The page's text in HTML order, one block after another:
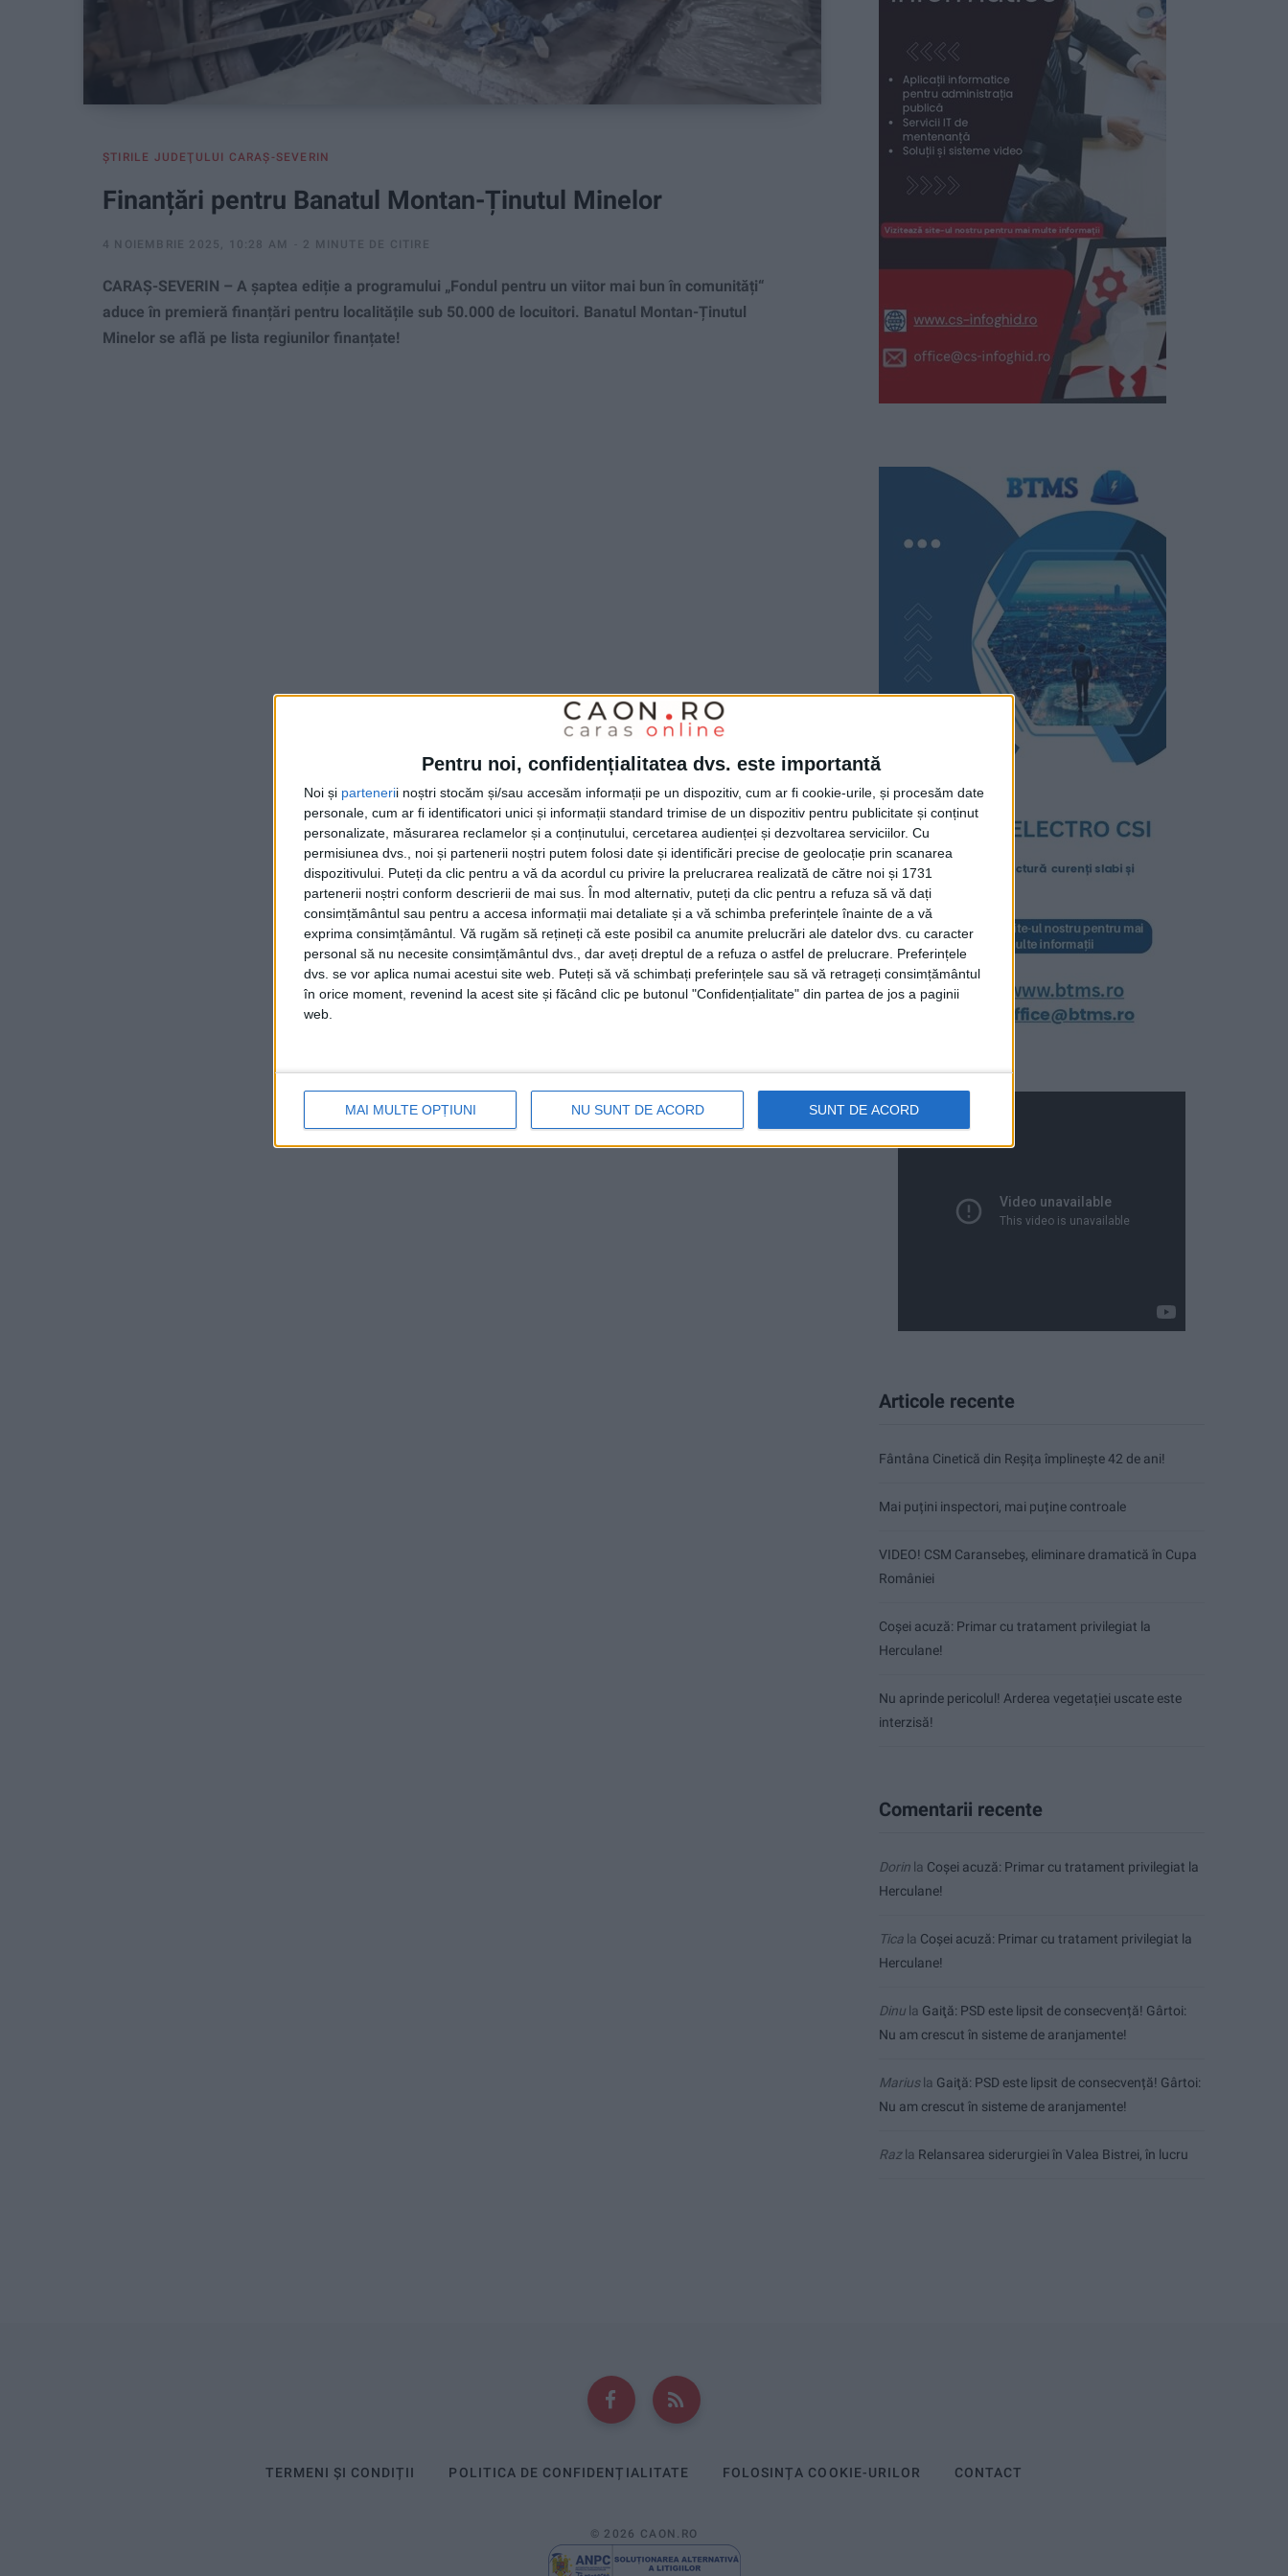
Pentru noi, confidențialitatea dvs. este importantă
Noi și partenerii noștri stocăm și/sau accesăm informații pe un dispozitiv, cum ar fi cookie-urile, și procesăm date
personale, cum ar fi identificatori unici și informații standard trimise de un dispozitiv pentru publicitate și conținut
personalizate, măsurarea reclamelor și a conținutului, cercetarea audienței și dezvoltarea serviciilor. Cu
permisiunea dvs., noi și partenerii noștri putem folosi date și identificări precise de geolocație prin scanarea
dispozitivului. Puteți da clic pentru a vă da acordul cu privire la prelucrarea realizată de către noi și 1731
partenerii noștri conform descrierii de mai sus. În mod alternativ, puteți da clic pentru a refuza să vă dați
consimțământul sau pentru a accesa informații mai detaliate și a vă schimba preferințele înainte de a vă
exprima consimțământul. Vă rugăm să rețineți că este posibil ca anumite prelucrări ale datelor dvs. cu caracter
personal să nu necesite consimțământul dvs., dar aveți dreptul de a refuza o astfel de prelucrare. Preferințele
dvs. se vor aplica numai acestui site web. Puteți să vă schimbați preferințele sau să vă retrageți consimțământul
în orice moment, revenind la acest site și făcând clic pe butonul "Confidențialitate" din partea de jos a paginii
web.
MAI MULTE OPȚIUNI NU SUNT DE ACORD SUNT DE ACORD
ŞTIRILE JUDEŢULUI CARAŞ-SEVERIN
Finanțări pentru Banatul Montan-Ținutul Minelor
4 NOIEMBRIE 2025, 10:28 AM 2 MINUTE DE CITIRE
CARAȘ-SEVERIN – A șaptea ediție a programului „Fondul pentru un viitor mai bun în comunități“
aduce în premieră finanțări pentru localitățile sub 50.000 de locuitori. Banatul Montan-Ținutul
Minelor se află pe lista regiunilor finanțate!
Articole recente
Fântâna Cinetică din Reșița împlinește 42 de ani!
Mai puțini inspectori, mai puține controale
VIDEO! CSM Caransebeș, eliminare dramatică în Cupa
României
Coșei acuză: Primar cu tratament privilegiat la
Herculane!
Nu aprinde pericolul! Arderea vegetației uscate este
interzisă!
Comentarii recente
Dorin la Coșei acuză: Primar cu tratament privilegiat la
Herculane!
Tica la Coșei acuză: Primar cu tratament privilegiat la
Herculane!
Dinu la Gaiţă: PSD este lipsit de consecvență! Gârtoi:
Nu am crescut în sisteme de aranjamente!
Mariusla Gaiţă: PSD este lipsit de consecvență! Gârtoi:
Nu am crescut în sisteme de aranjamente!
Razla Relansarea siderurgiei în Valea Bistrei, în lucru
TERMENI ȘI CONDIȚII POLITICA DE CONFIDENȚIALITATE FOLOSINȚA COOKIE-URILOR CONTACT
© 2026 CAON.RO